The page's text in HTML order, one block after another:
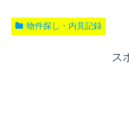
物件探し・内見記録
ス